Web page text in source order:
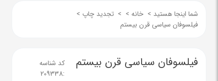
شما اینجا هستید > خانه >
> تجدید چاپ >
فیلسوفان سیاسی قرن بیستم
فیلسوفان سیاسی قرن بیستم
کد شناسه
:
209338